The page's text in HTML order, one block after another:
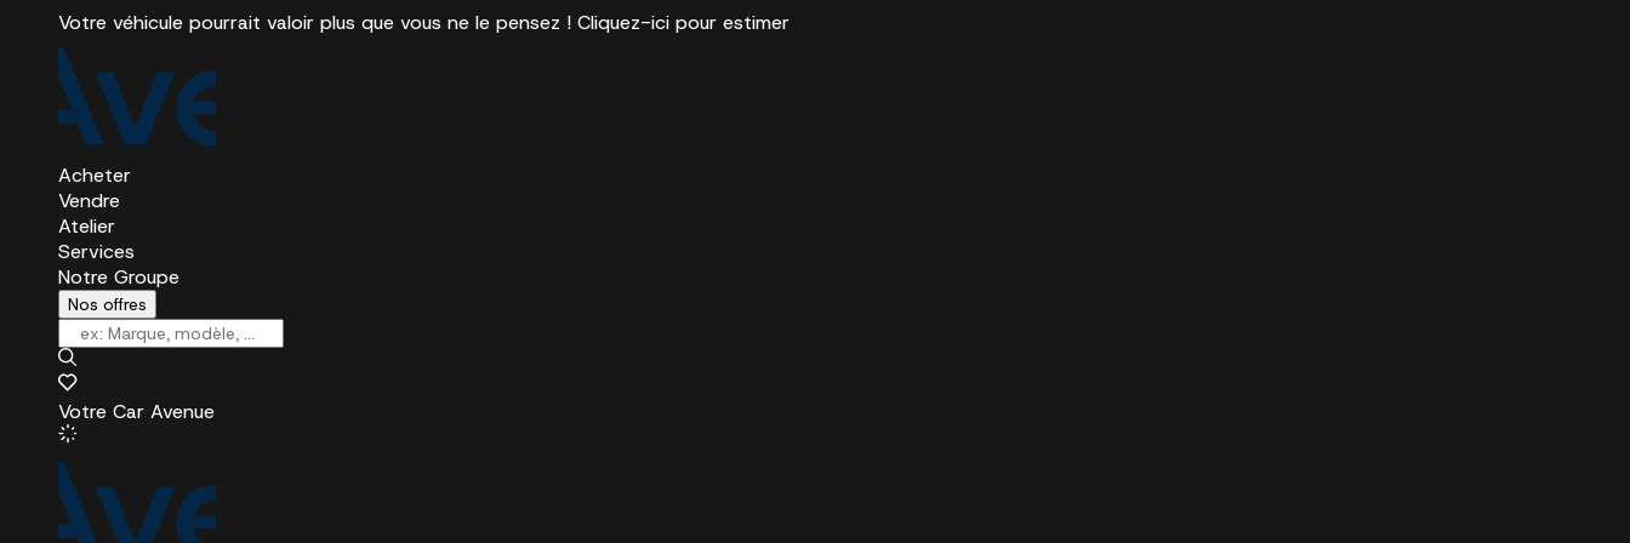
Votre véhicule pourrait valoir plus que vous ne le pensez ! Cliquez-ici pour estimer
Acheter
Vendre
Atelier
Services
Notre Groupe
Nos offres
Votre Car Avenue